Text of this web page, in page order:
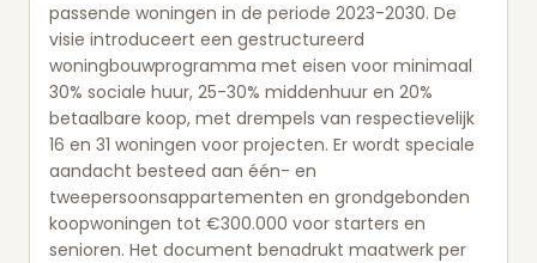
passende woningen in de periode 2023-2030. De
visie introduceert een gestructureerd
woningbouwprogramma met eisen voor minimaal
30% sociale huur, 25-30% middenhuur en 20%
betaalbare koop, met drempels van respectievelijk
16 en 31 woningen voor projecten. Er wordt speciale
aandacht besteed aan één- en
tweepersoonsappartementen en grondgebonden
koopwoningen tot €300.000 voor starters en
senioren. Het document benadrukt maatwerk per